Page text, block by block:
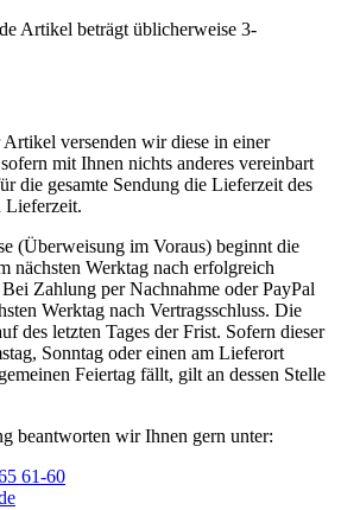
Artikel beträgt üblicherweise 3-
versenden wir diese in einer
mit Ihnen nichts anderes vereinbart
die gesamte Sendung die Lieferzeit des
Lieferzeit.
(Überweisung im Voraus) beginnt die
nächsten Werktag nach erfolgreich
Zahlung per Nachnahme oder PayPal
Werktag nach Vertragsschluss. Die
des letzten Tages der Frist. Sofern dieser
Sonntag oder einen am Lieferort
Feiertag fällt, gilt an dessen Stelle
beantworten wir Ihnen gern unter:
61-60